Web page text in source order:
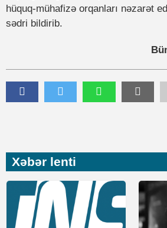
Xəbər lenti
hüquq-mühafizə orqanları nəzarət
sədri bildirib.